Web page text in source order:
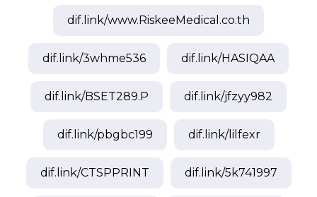
dif.link/www.RiskeeMedical.co.th
dif.link/3whme536 dif.link/HASIQAA
dif.link/BSET289.P dif.link/jfzyy982
dif.link/pbgbc199 dif.link/lilfexr
dif.link/CTSPPRINT dif.link/5k741997